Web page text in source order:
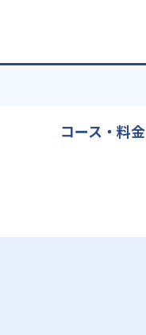
コース・料金